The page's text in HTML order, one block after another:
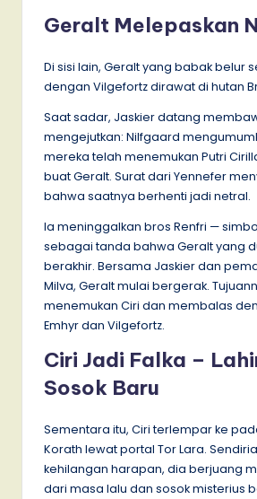
Geralt Melepaskan
Di sisi lain, Geralt yang babak belur
dengan Vilgefortz dirawat di hutan
Saat sadar, Jaskier datang
mengejutkan: Nilfgaard
mereka telah menemukan Putri
buat Geralt. Surat dari Yennefer
bahwa saatnya berhenti jadi netral.
Ia meninggalkan bros Renfri —
sebagai tanda bahwa Geralt yang
berakhir. Bersama Jaskier dan
Milva, Geralt mulai bergerak.
menemukan Ciri dan membalas
Emhyr dan Vilgefortz.
Ciri Jadi Falka –
Sosok Baru
Sementara itu, Ciri terlempar ke
Korath lewat portal Tor Lara.
kehilangan harapan, dia berjuang
dari masa lalu dan sosok misterius